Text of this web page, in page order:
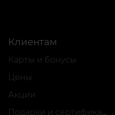
Клиентам
Карты и бонусы
Цены
Акции
Подарки и сертификаты